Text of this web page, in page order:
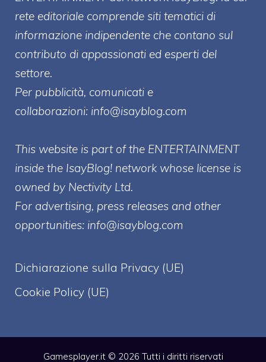
rete editoriale comprende siti tematici di
informazione indipendente che contano sul
contributo di appassionati ed esperti del
settore.
Per pubblicità, comunicati e
collaborazioni: info@isayblog.com
This website is part of the ENTERTAINMENT
inside the IsayBlog! network whose license is
owned by Nectivity Ltd.
For advertising, press releases and other
opportunities: info@isayblog.com
Dichiarazione sulla Privacy (UE)
Cookie Policy (UE)
Gamesplayer.it © 2026 Tutti i diritti riservati